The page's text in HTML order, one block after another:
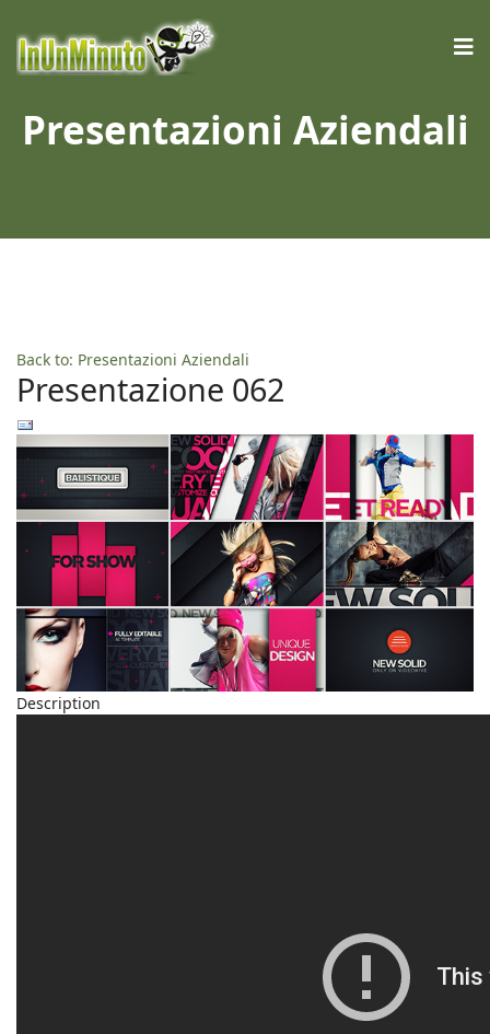
Presentazioni Aziendali
Back to: Presentazioni Aziendali
Presentazione 062
Description